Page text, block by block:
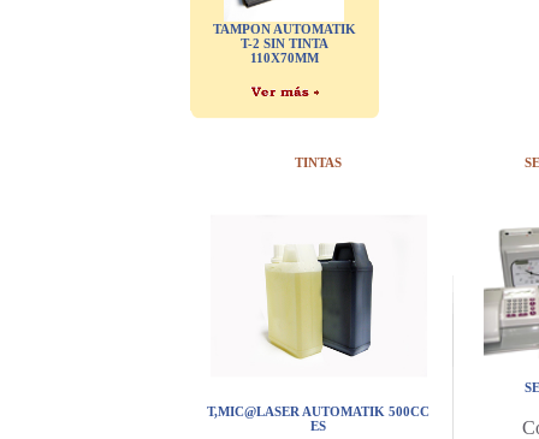
TAMPON AUTOMATIK
T-2 SIN TINTA
110X70MM
TINTAS
T,MIC@LASER AUTOMATIK 500CC
ES